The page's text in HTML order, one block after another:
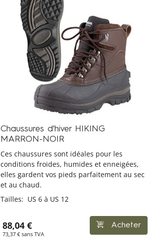
Chaussures d'hiver HIKING
MARRON-NOIR
Ces chaussures sont idéales pour les
conditions froides, humides et enneigées,
elles gardent vos pieds parfaitement au sec
et au chaud.
Tailles: US 6 à US 12
88,04 €
73,37 € sans TVA
Acheter